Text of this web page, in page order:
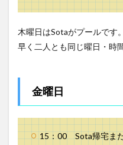
木曜日はSotaがプールです。
早く二人とも同じ曜日・時
金曜日
15：00 Sota帰宅ま